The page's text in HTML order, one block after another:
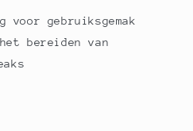
voor gebruiksgemak
bereiden van